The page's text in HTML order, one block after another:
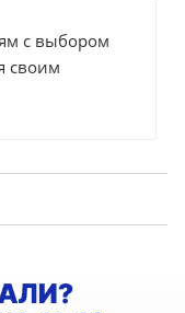
с выбором
своим